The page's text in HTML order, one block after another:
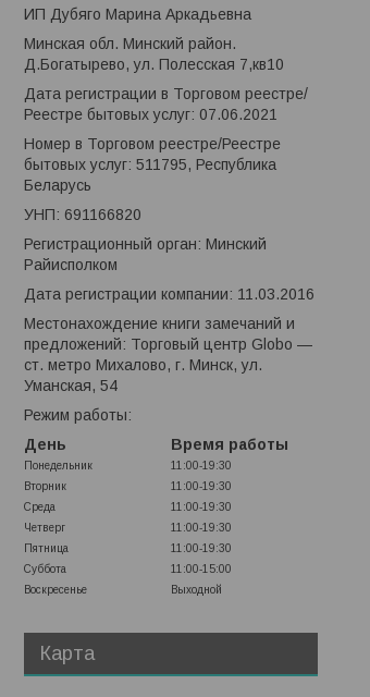
ИП Дубяго Марина Аркадьевна
Минская обл. Минский район.
Д.Богатырево, ул. Полесская 7,кв10
Дата регистрации в Торговом реестре/
Реестре бытовых услуг: 07.06.2021
Номер в Торговом реестре/Реестре
бытовых услуг: 511795, Республика
Беларусь
УНП: 691166820
Регистрационный орган: Минский
Райисполком
Дата регистрации компании: 11.03.2016
Местонахождение книги замечаний и
предложений: Торговый центр Globo —
ст. метро Михалово, г. Минск, ул.
Уманская, 54
Режим работы:
День
Время работы
Понедельник
11:00-19:30
Вторник
11:00-19:30
Среда
11:00-19:30
Четверг
11:00-19:30
Пятница
11:00-19:30
Суббота
11:00-15:00
Воскресенье
Выходной
Карта